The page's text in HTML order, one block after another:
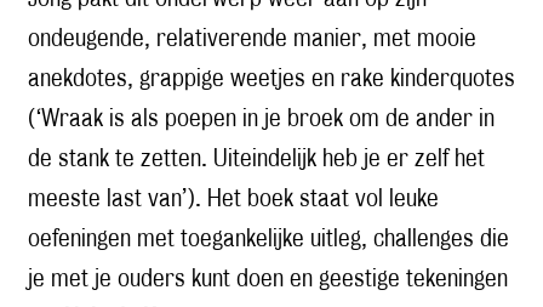
ondeugende, relativerende manier, met mooie
anekdotes, grappige weetjes en rake kinderquotes
(‘Wraak is als poepen in je broek om de ander in
de stank te zetten. Uiteindelijk heb je er zelf het
meeste last van’). Het boek staat vol leuke
oefeningen met toegankelijke uitleg, challenges die
je met je ouders kunt doen en geestige tekeningen